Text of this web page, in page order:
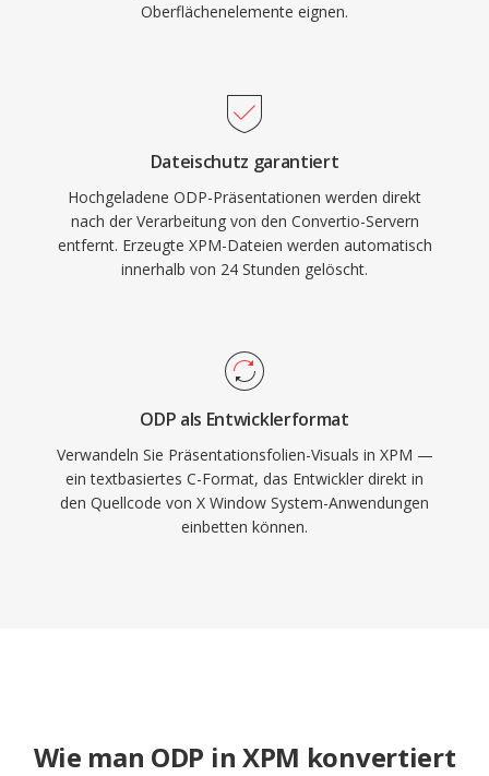
Oberflächenelemente eignen.
Dateischutz garantiert
Hochgeladene ODP-Präsentationen werden direkt
nach der Verarbeitung von den Convertio-Servern
entfernt. Erzeugte XPM-Dateien werden automatisch
innerhalb von 24 Stunden gelöscht.
ODP als Entwicklerformat
Verwandeln Sie Präsentationsfolien-Visuals in XPM —
ein textbasiertes C-Format, das Entwickler direkt in
den Quellcode von X Window System-Anwendungen
einbetten können.
Wie man ODP in XPM konvertiert